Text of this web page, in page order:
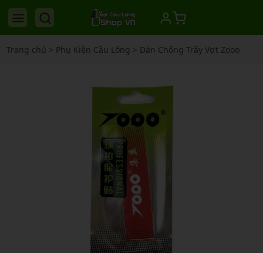
Trang chủ > Phụ Kiện Cầu Lông > Dán Chống Trầy Vợt Zooo